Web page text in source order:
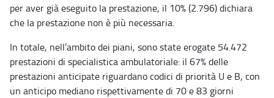
per aver già eseguito la prestazione, il 10% (2.796) dichiara
che la prestazione non è più necessaria.
In totale, nell’ambito dei piani, sono state erogate 54.472
prestazioni di specialistica ambulatoriale: il 67% delle
prestazioni anticipate riguardano codici di priorità U e B, con
un anticipo mediano rispettivamente di 70 e 83 giorni